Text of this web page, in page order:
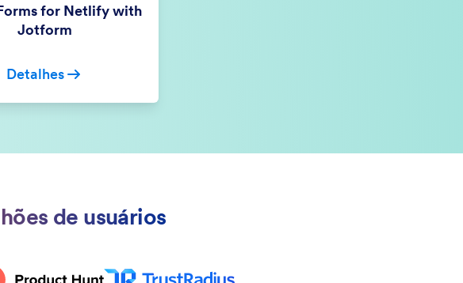
for Netlify with
Jotform
Detalhes
de usuários